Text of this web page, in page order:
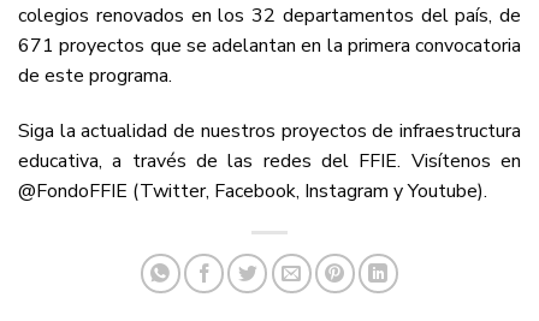
colegios renovados en los 32 departamentos del país, de
671 proyectos que se adelantan en la primera convocatoria
de este programa.
Siga la actualidad de nuestros proyectos de infraestructura
educativa, a través de las redes del FFIE. Visítenos en
@FondoFFIE (Twitter, Facebook, Instagram y Youtube).